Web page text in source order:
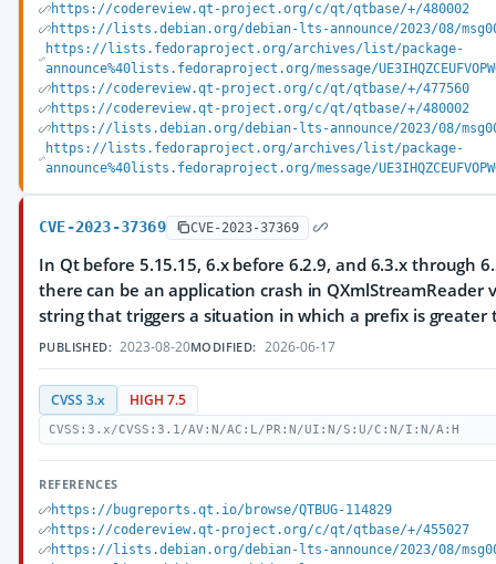
https://codereview.qt-project.org/c/qt/qtbase/+/480002
https://lists.debian.org/debian-lts-announce/2023/08/
https://lists.fedoraproject.org/archives/list/package-
announce%40lists.fedoraproject.org/message/
https://codereview.qt-project.org/c/qt/qtbase/+/477560
https://codereview.qt-project.org/c/qt/qtbase/+/480002
https://lists.debian.org/debian-lts-announce/2023/08/
https://lists.fedoraproject.org/archives/list/package-
announce%40lists.fedoraproject.org/message/
CVE-2023-37369 CVE-2023-37369
In Qt before 5.15.15, 6.x before 6.2.9, and 6.3.x through
there can be an application crash in QXmlStreamReader
string that triggers a situation in which a prefix is greater
PUBLISHED: 2023-08-20MODIFIED: 2026-06-17
CVSS 3.x HIGH 7.5
CVSS:3.x/CVSS:3.1/AV:N/AC:L/PR:N/UI:N/S:U/C:N/I:N/A:H
REFERENCES
https://bugreports.qt.io/browse/QTBUG-114829
https://codereview.qt-project.org/c/qt/qtbase/+/455027
https://lists.debian.org/debian-lts-announce/2023/08/